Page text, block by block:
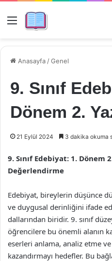
Menü
Anasayfa /Genel
9. Sınıf
Dönem 2.
21 Eylül 2024 3 dakika okuma
9. Sınıf Edebiyat: 1. Dönem
Değerlendirme
Edebiyat, bireylerin düşünce
ve duygusal derinliğini ifade
dallarından biridir. 9. sınıf
öğrencilere bu önemli alanın
eserleri anlama, analiz etme
kazandırmayı hedefler. Bu